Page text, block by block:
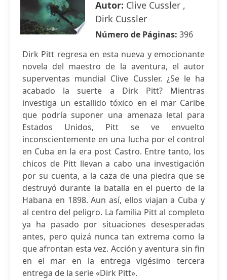
Autor: Clive Cussler ,
Dirk Cussler
Número de Páginas: 396
Dirk Pitt regresa en esta nueva y emocionante
novela del maestro de la aventura, el autor
superventas mundial Clive Cussler. ¿Se le ha
acabado la suerte a Dirk Pitt? Mientras
investiga un estallido tóxico en el mar Caribe
que podría suponer una amenaza letal para
Estados Unidos, Pitt se ve envuelto
inconscientemente en una lucha por el control
en Cuba en la era post Castro. Entre tanto, los
chicos de Pitt llevan a cabo una investigación
por su cuenta, a la caza de una piedra que se
destruyó durante la batalla en el puerto de la
Habana en 1898. Aun así, ellos viajan a Cuba y
al centro del peligro. La familia Pitt al completo
ya ha pasado por situaciones desesperadas
antes, pero quizá nunca tan extrema como la
que afrontan esta vez. Acción y aventura sin fin
en el mar en la entrega vigésimo tercera
entrega de la serie «Dirk Pitt».